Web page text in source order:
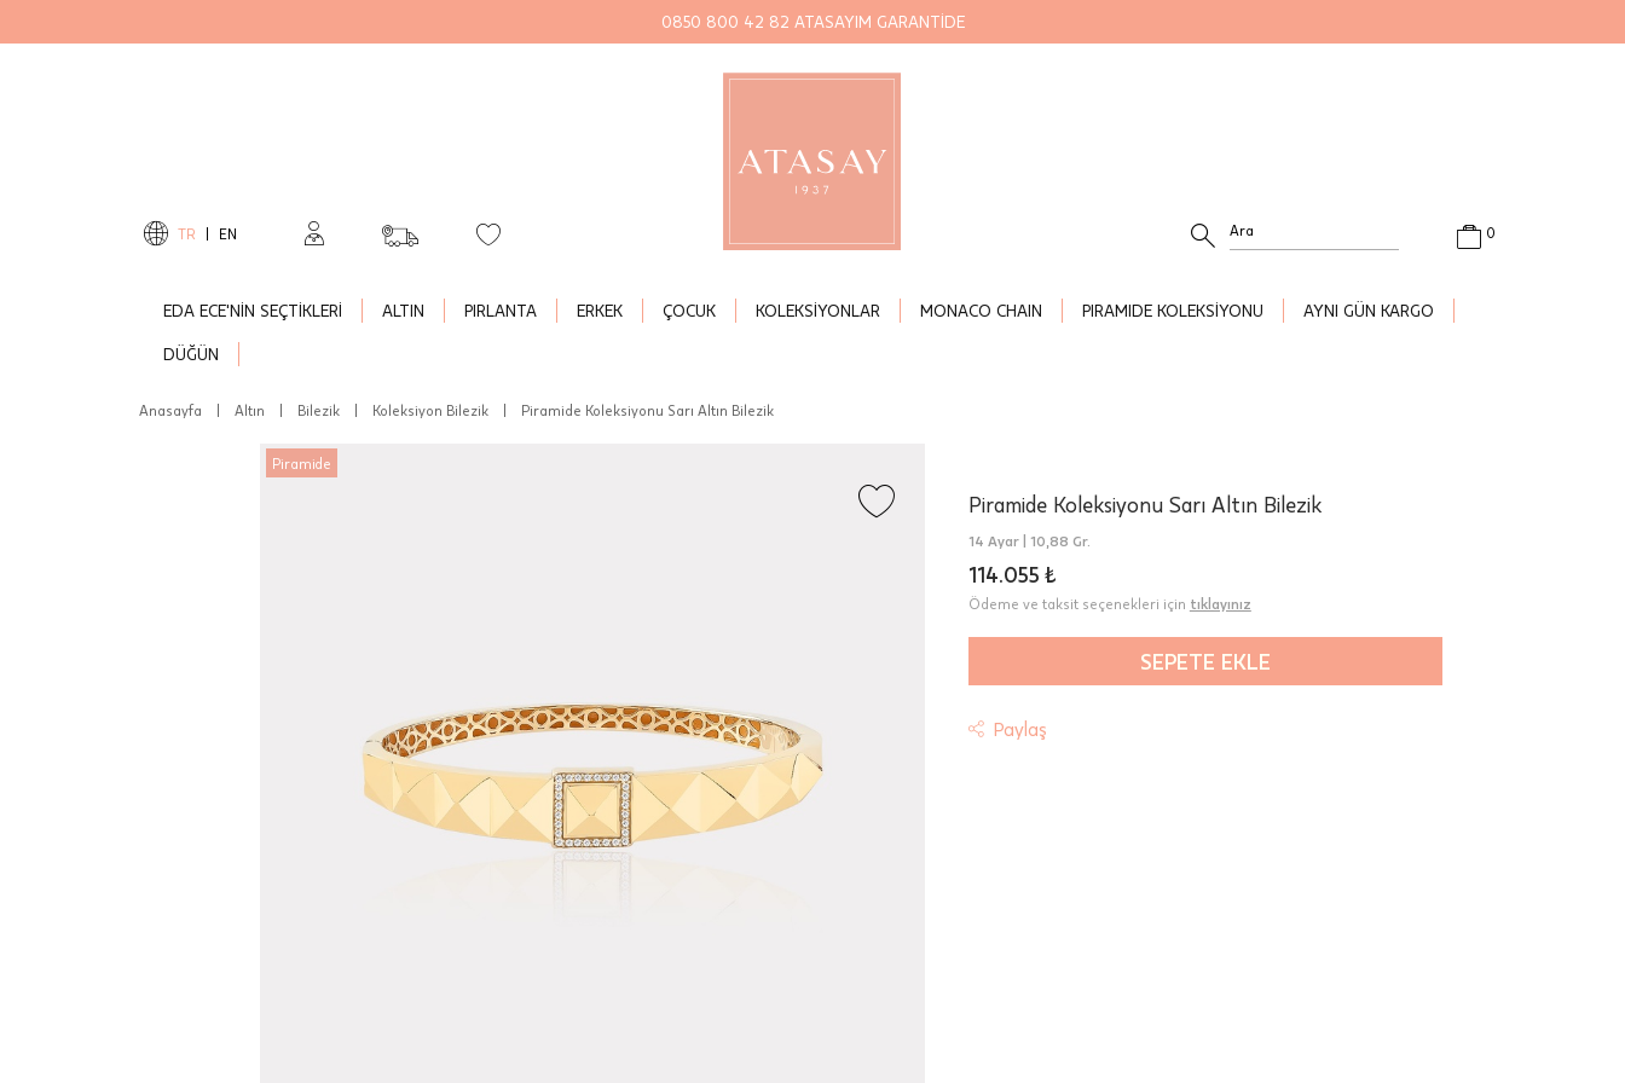
0850 800 42 82 ATASAYIM GARANTİDE
TR EN
EDA ECE'NİN SEÇTİKLERİ ALTIN PIRLANTA ERKEK ÇOCUK KOLEKSİYONLAR MONACO CHAIN PIRAMIDE KOLEKSİYONU AYNI GÜN KARGO
DÜĞÜN
0
Anasayfa Altın Bilezik Koleksiyon Bilezik Piramide Koleksiyonu Sarı Altın Bilezik
Piramide
Piramide Koleksiyonu Sarı Altın Bilezik
14 Ayar | 10,88 Gr.
114.055 ₺
Ödeme ve taksit seçenekleri için tıklayınız
SEPETE EKLE
Paylaş